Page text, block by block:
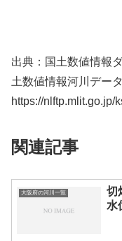
出典：国土数値情報
土数値情報河川デー
https://nlftp.mlit.go.jp/
関連記事
大阪府の河川一覧
切
水